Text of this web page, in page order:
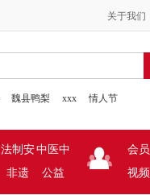
关于我们
魏县鸭梨 xxx 情人节
法制安
全
中医中
药
非遗 公益
会员
视频